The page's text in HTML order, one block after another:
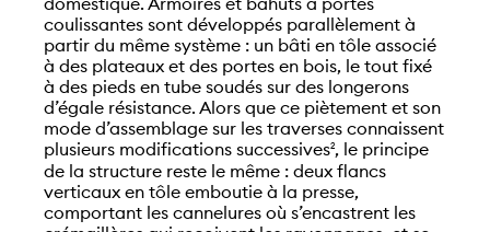
coulissantes sont développés parallèlement à
partir du même système : un bâti en tôle associé
à des plateaux et des portes en bois, le tout fixé
à des pieds en tube soudés sur des longerons
d’égale résistance. Alors que ce piètement et son
mode d’assemblage sur les traverses connaissent
plusieurs modifications successives2, le principe
de la structure reste le même : deux flancs
verticaux en tôle emboutie à la presse,
comportant les cannelures où s’encastrent les